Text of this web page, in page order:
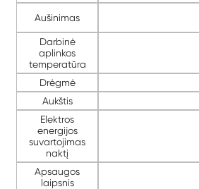
Aušinimas
Darbinė
aplinkos
temperatūra
Drėgmė
Aukštis
Elektros
energijos
suvartojimas
naktį
Apsaugos
laipsnis